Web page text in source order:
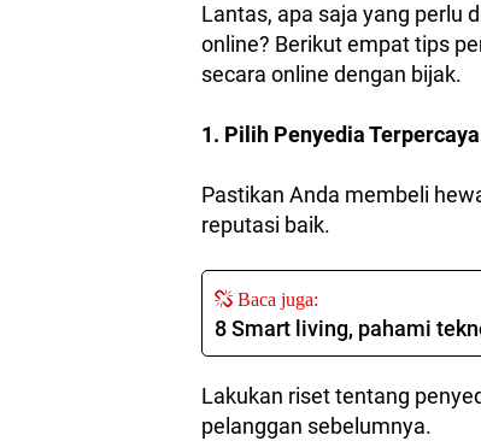
Lantas, apa saja yang perlu
online? Berikut empat tips
secara online dengan bijak.
1. Pilih Penyedia
Pastikan Anda membeli
reputasi baik.
Baca juga:
8 Smart living, pahami
Lakukan riset tentang
pelanggan sebelumnya.